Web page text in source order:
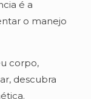
é a
o manejo
corpo,
descubra